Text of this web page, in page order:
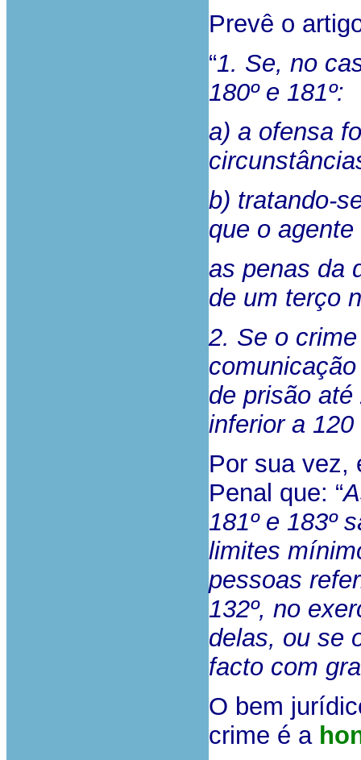
Prevê o
“1. Se, no
180º e 181º:
a) a ofensa
b) tratando-
que o
as penas da
de um terço
2. Se o
de prisão
inferior a 120
Por sua vez,
Penal que: “
181º e 183º
limites
pessoas
132º, no
delas, ou se
facto com
O bem
crime é a